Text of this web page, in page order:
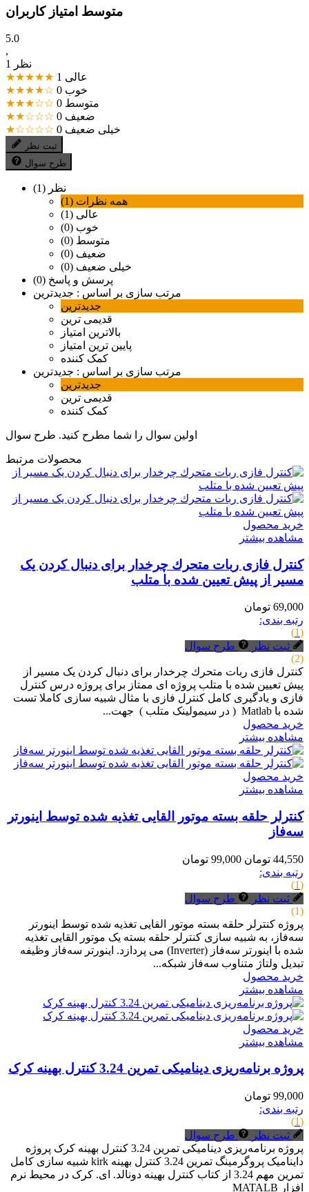
متوسط امتیاز کاربران
5.0
,
1 نظر
★★★★★
عالی 1
★★★★☆
خوب 0
★★★☆☆
متوسط 0
★★☆☆☆
ضعیف 0
★☆☆☆☆
خیلی ضعیف 0
ثبت نظر
طرح سوال
نظر (1)
همه نظرات (1)
عالی (1)
خوب (0)
متوسط (0)
ضعیف (0)
خیلی ضعیف (0)
پرسش و پاسخ (0)
مرتب سازی بر اساس : جدیدترین
جدیدترین
قدیمی ترین
بالاترین امتیاز
پایین ترین امتیاز
کمک کننده
مرتب سازی بر اساس : جدیدترین
جدیدترین
قدیمی ترین
کمک کننده
اولین سوال را شما مطرح کنید. طرح سوال
محصولات مرتبط
خرید محصول
مشاهده بیشتر
کنترل فازی ربات متحرك چرخدار برای دنبال کردن یک
مسیر از پیش تعیین شده با متلب
69,000 تومان
رتبه بندی:
(1)
ثبت نظر
طرح سوال
(2)
کنترل فازی ربات متحرك چرخدار برای دنبال کردن یک مسیر از
پیش تعیین شده با متلب پروژه ای ممتاز برای پروژه درس کنترل
فازی و یادگیری کامل کنترل فازی با مثال شبیه سازی کاملا تست
شده با Matlab ( در سیمولینک متلب ) جهت...
خرید محصول
مشاهده بیشتر
خرید محصول
مشاهده بیشتر
کنترلر حلقه بسته موتور القایی تغذیه شده توسط اینورتر
سه‌فاز
44,550 تومان
99,000 تومان
رتبه بندی:
(1)
ثبت نظر
طرح سوال
(1)
پروژه کنترلر حلقه بسته موتور القایی تغذیه شده توسط اینورتر
سه‌فاز، به شبیه سازی کنترلر حلقه بسته یک موتور القایی تغذیه
شده با اینورتر سه‌فاز (Inverter) می پردازد. اینورتر سه‌فاز وظیفه
تبدیل ولتاژ متناوب سه‌فاز شبکه...
خرید محصول
مشاهده بیشتر
خرید محصول
مشاهده بیشتر
پروژه برنامه‌ریزی دینامیکی تمرین 3.24 کنترل بهینه کرک
99,000 تومان
رتبه بندی:
(1)
ثبت نظر
طرح سوال
پروژه برنامه‌ریزی دینامیکی تمرین 3.24 کنترل بهینه کرک پروژه
داینامیک پروگرمینگ تمرین 3.24 کنترل بهینه kirk شبیه سازی کامل
تمرین مهم 3.24 از کتاب کنترل بهینه دونالد. ای. کرک در محیط نرم
افزار MATALB